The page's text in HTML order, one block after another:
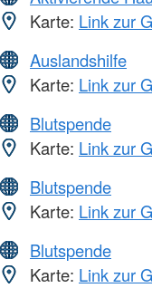
Karte: Link zur
Auslandshilfe
Karte: Link zur
Blutspende
Karte: Link zur
Blutspende
Karte: Link zur
Blutspende
Karte: Link zur